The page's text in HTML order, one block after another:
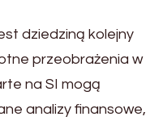
dziedziną kolejny
przeobrażenia w
na SI mogą
analizy finansowe,